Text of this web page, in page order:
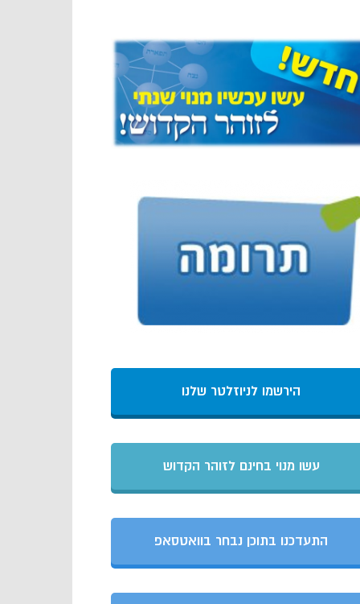
הירשמו לניוזלטר שלנו
עשו מנוי בחינם לזוהר הקדוש
התעדכנו בתוכן נבחר בוואטסאפ